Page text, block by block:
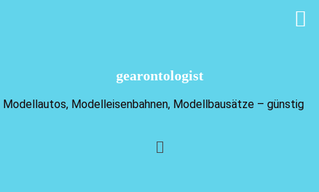
Modellautos, Modelleisenbahnen, Modellbausätze – günstig
gearontologist